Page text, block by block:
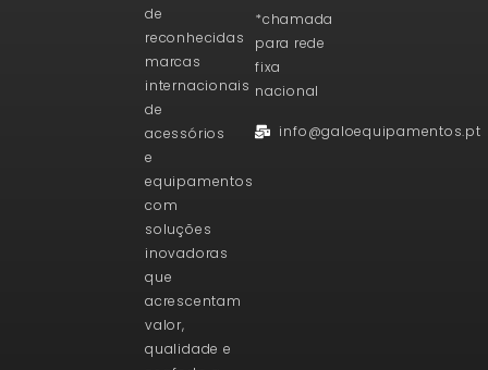
de
reconhecidas
marcas
internacionais
de
acessórios
e
equipamentos
com
soluções
inovadoras
que
acrescentam
valor,
qualidade e
*chamada
para rede
fixa
nacional
info@galoequipamentos.pt